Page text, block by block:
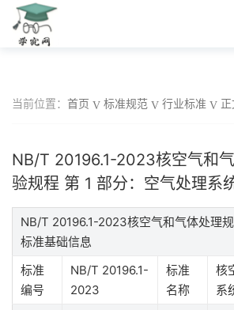
当前位置： 首页 标准规范 行业标准
NB/T 20196.1-2023核空气和
验规程 第 1 部分：空气处理系
NB/T 20196.1-2023核空气和气体处理
标准基础信息
标准
编号
NB/T 20196.1-
2023
标准
名称
核
系